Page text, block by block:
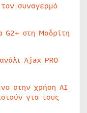
συναγερμό
στη Μαδρίτη
Ajax PRO
στην χρήση AI
για τους